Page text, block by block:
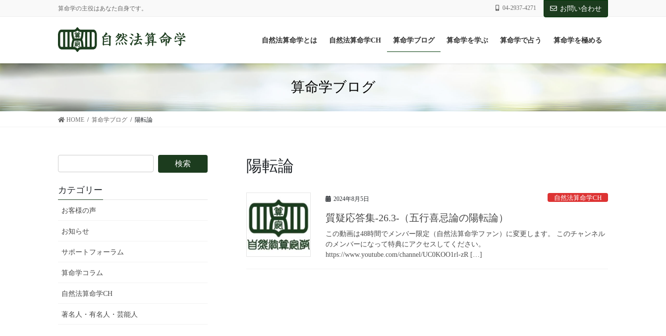
に
移
ョ
ン
移
動
算命学の主役はあなた自身です。 04-2937-4271 お問い合わせ
自然法算命学とは 自然法算命学CH 算命学ブログ 算命学を学ぶ 算命学で占う 算命学を極める
算命学ブログ
HOME 算命学ブログ 陽転論
陽転論
2024年8月5日 自然法算命学CH
質疑応答集-26.3-（五行喜忌論の陽転論）
この動画は48時間でメンバー限定（自然法算命学ファン）に変更します。 このチャンネル
のメンバーになって特典にアクセスしてください。
https://www.youtube.com/channel/UC0KOO1rl-zR […]
カテゴリー
お客様の声
お知らせ
サポートフォーラム
算命学コラム
自然法算命学CH
著名人・有名人・芸能人